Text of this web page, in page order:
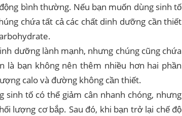
bình thường. Nếu bạn muốn dùng sinh tố
chứa tất cả các chất dinh dưỡng cần thiết
dưỡng lành mạnh, nhưng chúng cũng chứa
là bạn không nên thêm nhiều hơn hai phần
calo và đường không cần thiết.
sinh tố có thể giảm cân nhanh chóng, nhưng
lượng cơ bắp. Sau đó, khi bạn trở lại chế độ